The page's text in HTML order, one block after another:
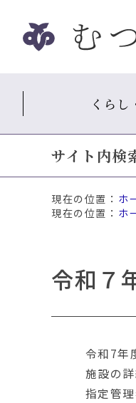
ッ
くらし
サイト内検
現在の位置： ホ
ホ
令和７
令和7年
施設の詳
指定管理